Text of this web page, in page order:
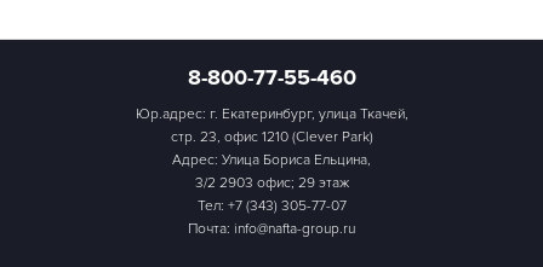
8-800-77-55-460
Юр.адрес: г. Екатеринбург, улица Ткачей,
стр. 23, офис 1210 (Clever Park)
Адрес: Улица Бориса Ельцина,
3/2 2903 офис; 29 этаж
Тел: +7 (343) 305-77-07
Почта: info@nafta-group.ru